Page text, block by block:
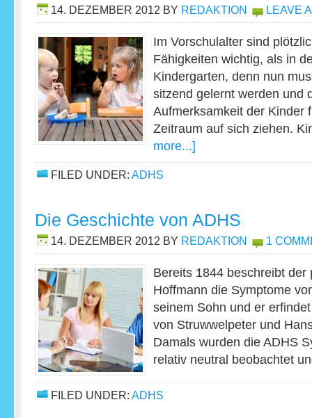
14. DEZEMBER 2012 BY REDAKTION LEAVE
Im Vorschulalter sind
Fähigkeiten wichtig, als in
Kindergarten, denn nun
sitzend gelernt werden und
Aufmerksamkeit der Kinder
Zeitraum auf sich ziehen.
more...]
FILED UNDER: ADHS
Die Geschichte von ADHS
14. DEZEMBER 2012 BY REDAKTION 1
Bereits 1844 beschreibt der
Hoffmann die Symptome
seinem Sohn und er
von Struwwelpeter und
Damals wurden die ADHS
relativ neutral beobachtet
FILED UNDER: ADHS